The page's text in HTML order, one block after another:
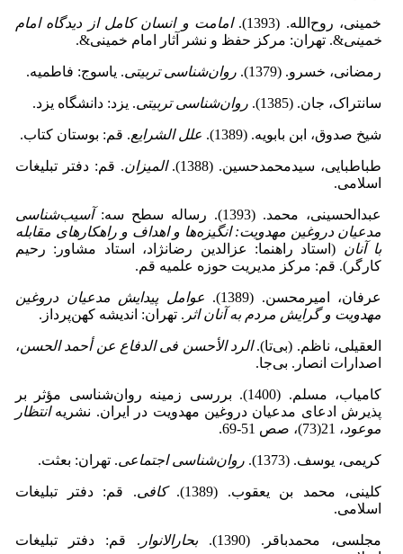
خمینی، روح‌الله. (1393).
امامت و انسان کامل از دیدگاه امام
خمینی&. تهران: مرکز حفظ و نشر آثار امام خمینی&.
رمضانی، خسرو. (1379). روان‌شناسی تربیتی. یاسوج: فاطمیه.
سانتراک، جان. (1385). روان‌شناسی تربیتی. یزد: دانشگاه یزد.
شیخ صدوق، ابن بابویه. (1389). علل الشرایع. قم: بوستان کتاب.
طباطبایی، سیدمحمدحسین. (1388). المیزان. قم: دفتر تبلیغات
اسلامی.
عبدالحسینی، محمد. (1393). رساله سطح سه:
آسیب‌‌شناسی
مدعیان دروغین مهدویت: انگیزه‌‌ها و اهداف و راهکارهای مقابله
با آنان (استاد راهنما: عزالدین رضانژاد، استاد مشاور: رحیم
کارگر). قم: مرکز مدیریت حوزه علمیه قم.
عرفان، امیرمحسن. (1389).
عوامل پیدایش مدعیان دروغین
مهدویت و گرایش مردم به آنان اثر . تهران: اندیشه کهن‌‌پرداز.
العقیلی، ناظم. (بی‌‌تا).الرد الأحسن فی الدفاع عن أحمد الحسن،
اصدارات انصار. بی‌‌جا.
کامیاب، مسلم. (1400). بررسی زمینه روان‌‌شناسی مؤثر بر
پذیرش ادعای مدعیان دروغین مهدویت در ایران. نشریهانتظار
موعود، 21(73)، صص 51-69.
کریمی، یوسف. (1373). روان‌شناسی اجتماعی. تهران: بعثت.
کلینی، محمد بن یعقوب. (1389). کافی. قم: دفتر تبلیغات
اسلامی.
مجلسی، محمدباقر. (1390). بحارالانوار . قم: دفتر تبلیغات